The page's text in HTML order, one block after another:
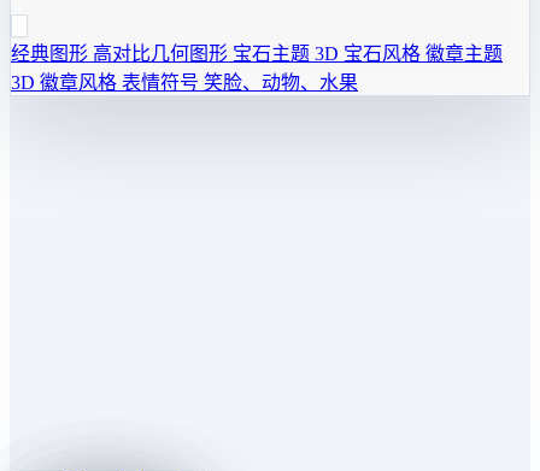
经典图形 高对比几何图形 宝石主题 3D 宝石风格 徽章主题
3D 徽章风格 表情符号 笑脸、动物、水果